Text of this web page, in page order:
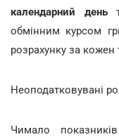
календарний день
обмінним курсом
розрахунку за кожен
Неоподатковувані
Чимало